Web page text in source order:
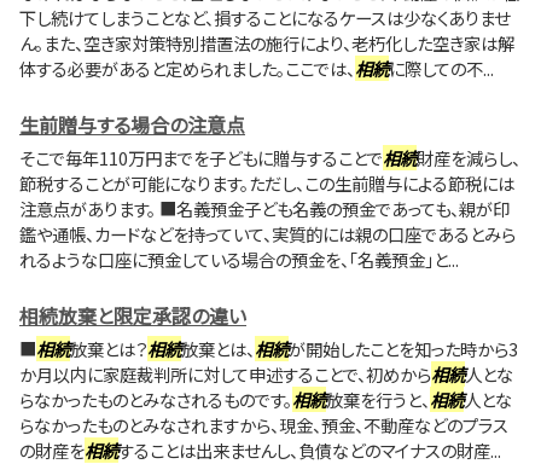
下し続けてしまうことなど、損することになるケースは少なくありませ
ん。また、空き家対策特別措置法の施行により、老朽化した空き家は解
体する必要があると定められました。ここでは、相続に際しての不...
生前贈与する場合の注意点
そこで毎年110万円までを子どもに贈与することで相続財産を減らし、
節税することが可能になります。ただし、この生前贈与による節税には
注意点があります。 ■名義預金子ども名義の預金であっても、親が印
鑑や通帳、カードなどを持っていて、実質的には親の口座であるとみら
れるような口座に預金している場合の預金を、「名義預金」と...
相続放棄と限定承認の違い
■相続放棄とは？相続放棄とは、相続が開始したことを知った時から3
か月以内に家庭裁判所に対して申述することで、初めから相続人とな
らなかったものとみなされるものです。相続放棄を行うと、相続人とな
らなかったものとみなされますから、現金、預金、不動産などのプラス
の財産を相続することは出来ませんし、負債などのマイナスの財産...